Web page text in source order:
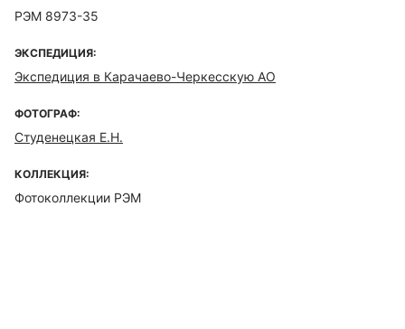
РЭМ 8973-35
ЭКСПЕДИЦИЯ:
Экспедиция в Карачаево-Черкесскую АО
ФОТОГРАФ:
Студенецкая Е.Н.
КОЛЛЕКЦИЯ:
Фотоколлекции РЭМ